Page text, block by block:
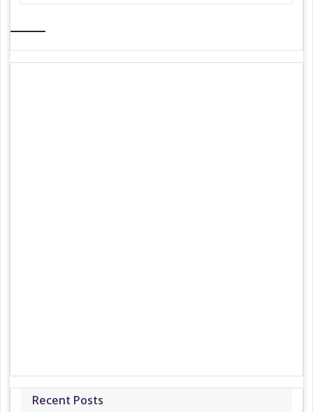
Recent Posts